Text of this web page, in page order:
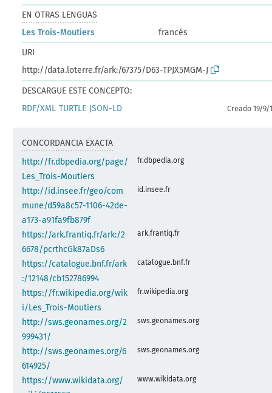
EN OTRAS LENGUAS
Les Trois-Moutiers
francés
URI
http://data.loterre.fr/ark:/67375/D63-TPJX5MGM-J
DESCARGUE ESTE CONCEPTO:
RDF/XML TURTLE JSON-LD Creado 19/9/
CONCORDANCIA EXACTA
http://fr.dbpedia.org/page/
Les_Trois-Moutiers
fr.dbpedia.org
http://id.insee.fr/geo/com
mune/d59a8c57-1106-42de-
a173-a91fa9fb879f
id.insee.fr
https://ark.frantiq.fr/ark:/2
6678/pcrthcGk87aDs6
ark.frantiq.fr
https://catalogue.bnf.fr/ark
:/12148/cb152786994
catalogue.bnf.fr
https://fr.wikipedia.org/wik
i/Les_Trois-Moutiers
fr.wikipedia.org
http://sws.geonames.org/2
999431/
sws.geonames.org
http://sws.geonames.org/6
614925/
sws.geonames.org
https://www.wikidata.org/
www.wikidata.org